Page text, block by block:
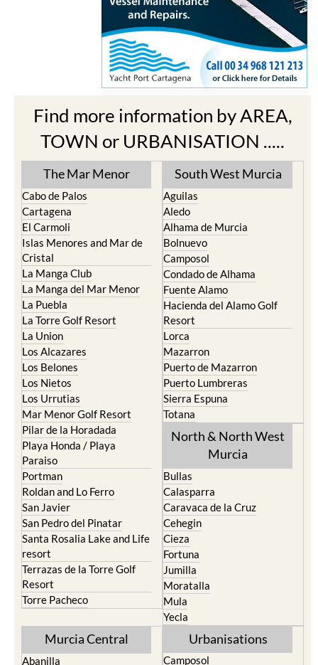
Find more information by AREA,
TOWN or URBANISATION .....
The Mar Menor
Cabo de Palos
Cartagena
El Carmoli
Islas Menores and Mar de
Cristal
La Manga Club
La Manga del Mar Menor
La Puebla
La Torre Golf Resort
La Union
Los Alcazares
Los Belones
Los Nietos
Los Urrutias
Mar Menor Golf Resort
Pilar de la Horadada
Playa Honda / Playa
Paraiso
Portman
Roldan and Lo Ferro
San Javier
San Pedro del Pinatar
Santa Rosalia Lake and Life
resort
Terrazas de la Torre Golf
Resort
Torre Pacheco
South West Murcia
Aguilas
Aledo
Alhama de Murcia
Bolnuevo
Camposol
Condado de Alhama
Fuente Alamo
Hacienda del Alamo Golf
Resort
Lorca
Mazarron
Puerto de Mazarron
Puerto Lumbreras
Sierra Espuna
Totana
North & North West
Murcia
Bullas
Calasparra
Caravaca de la Cruz
Cehegin
Cieza
Fortuna
Jumilla
Moratalla
Mula
Yecla
Murcia Central
Abanilla
Urbanisations
Camposol